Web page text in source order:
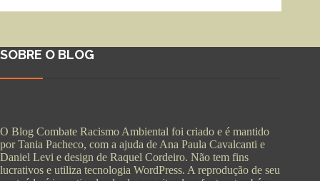
SOBRE O BLOG
O Blog Combate Racismo Ambiental foi criado e é mantido
por Tania Pacheco, com a ajuda de Ana Paula Cavalcanti e
Daniel Levi e design de Raquel Cordeiro. Não tem fins
lucrativos e utiliza tecnologia WordPress. A reprodução de seu